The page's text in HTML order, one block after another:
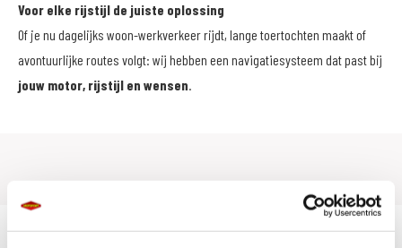
Voor elke rijstijl de juiste oplossing
Of je nu dagelijks woon-werkverkeer rijdt, lange toertochten maakt of
avontuurlijke routes volgt: wij hebben een navigatiesysteem dat past bij
jouw motor, rijstijl en wensen.